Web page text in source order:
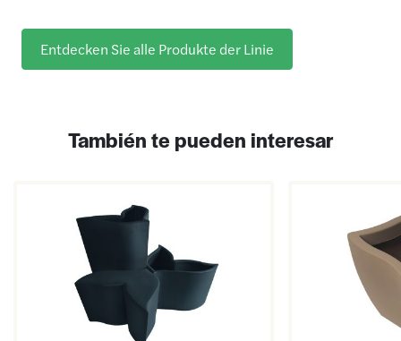
Entdecken Sie alle Produkte der Linie
También te pueden interesar